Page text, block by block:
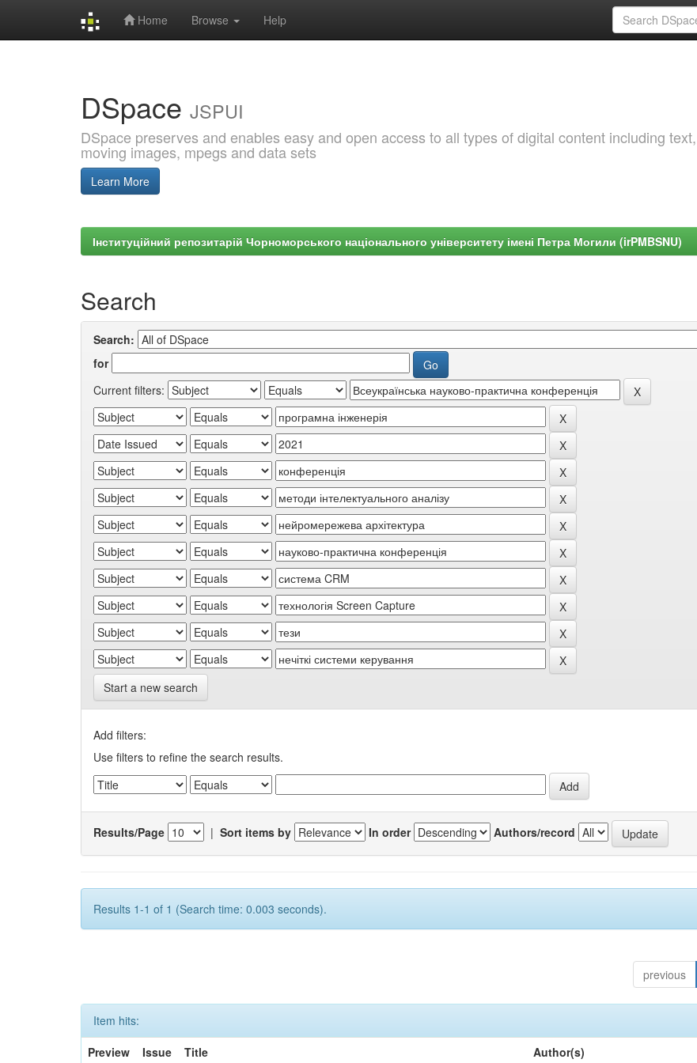
Home Browse Help
DSpace JSPUI
DSpace preserves and enables easy and open access to all types of digital content including
moving images, mpegs and data sets
Learn More
Інституційний репозитарій Чорноморського національного університету імені Петра Могили (irPMBSNU)
Search
Search:
for
Current filters:
Start a new search
Add filters:
Use filters to refine the search results.
Results/Page | Sort items by In order Authors/record
Results 1-1 of 1 (Search time: 0.003 seconds).
previous
Item hits:
Preview
Issue
Title Author(s)